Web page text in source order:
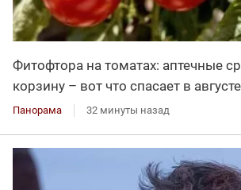
Фитофтора на томатах: аптечные
корзину – вот что спасает в августе
Панорама 32 минуты назад